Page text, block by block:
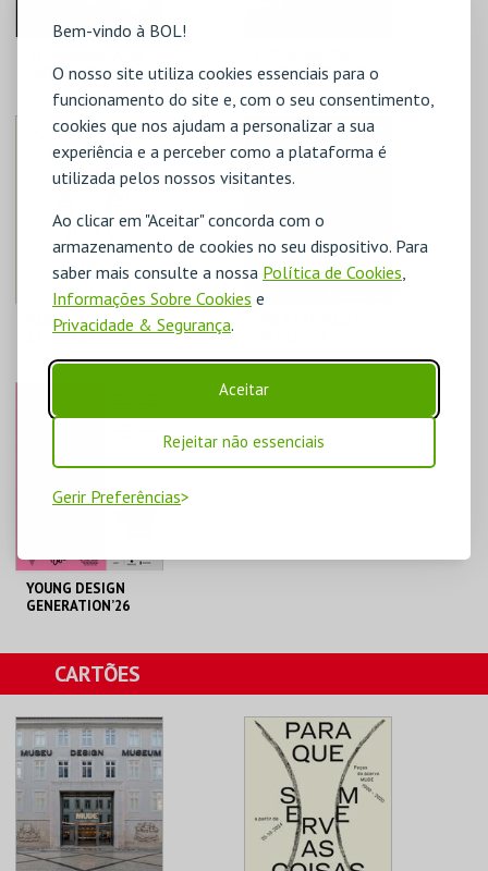
Bem-vindo à BOL!
O nosso site utiliza cookies essenciais para o
funcionamento do site e, com o seu consentimento,
cookies que nos ajudam a personalizar a sua
experiência e a perceber como a plataforma é
utilizada pelos nossos visitantes.
Ao clicar em "Aceitar" concorda com o
armazenamento de cookies no seu dispositivo. Para
saber mais consulte a nossa Política de Cookies
Informações Sobre Cookies e
Privacidade & Segurança.
Aceitar
Rejeitar não essenciais
Gerir Preferências
LIBERDADE"
MUDE
MAIS INFO
COMPRAR
LONGA DURAÇÃO +
MUDE
COMPRAR
PARA QUE SERVEM
AS COISAS?
MAIS INFO
COMPRAR
MUDE
YOUNG DESIGN
GENERATION’26
MUDE
MAIS INFO
COMPRAR
CARTÕES